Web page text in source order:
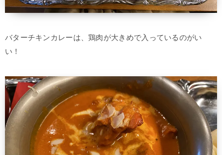
バターチキンカレーは、鶏肉が大きめで入っているのがい
い！